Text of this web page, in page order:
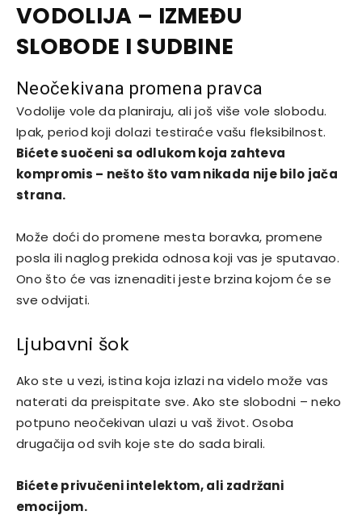
VODOLIJA – IZMEĐU
SLOBODE I SUDBINE
Neočekivana promena pravca
Vodolije vole da planiraju, ali još više vole slobodu.
Ipak, period koji dolazi testiraće vašu fleksibilnost.
Bićete suočeni sa odlukom koja zahteva
kompromis – nešto što vam nikada nije bilo jača
strana.
Može doći do promene mesta boravka, promene
posla ili naglog prekida odnosa koji vas je sputavao.
Ono što će vas iznenaditi jeste brzina kojom će se
sve odvijati.
Ljubavni šok
Ako ste u vezi, istina koja izlazi na videlo može vas
naterati da preispitate sve. Ako ste slobodni – neko
potpuno neočekivan ulazi u vaš život. Osoba
drugačija od svih koje ste do sada birali.
Bićete privučeni intelektom, ali zadržani
emocijom.